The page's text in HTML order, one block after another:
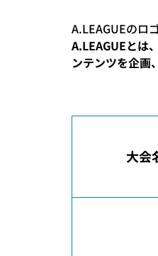
A.LEAGUEのロ
A.LEAGUEとは
ンテンツを企画
大会